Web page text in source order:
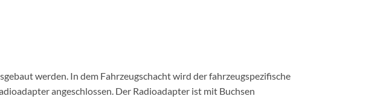
werden. In dem Fahrzeugschacht wird der fahrzeugspezifische
angeschlossen. Der Radioadapter ist mit Buchsen